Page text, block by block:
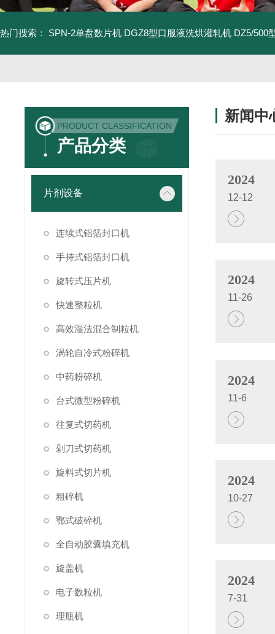
热门搜索： SPN-2单盘数片机 DGZ8型口服液洗烘灌轧机 DZ5/500
PRODUCT CLASSIFICATION
产品分类
片剂设备
连续式铝箔封口机
手持式铝箔封口机
旋转式压片机
快速整粒机
高效湿法混合制粒机
涡轮自冷式粉碎机
中药粉碎机
台式微型粉碎机
往复式切药机
剁刀式切药机
旋料式切片机
粗碎机
鄂式破碎机
全自动胶囊填充机
旋盖机
电子数粒机
理瓶机
新闻中
2024
12-12
2024
11-26
2024
11-6
2024
10-27
2024
7-31